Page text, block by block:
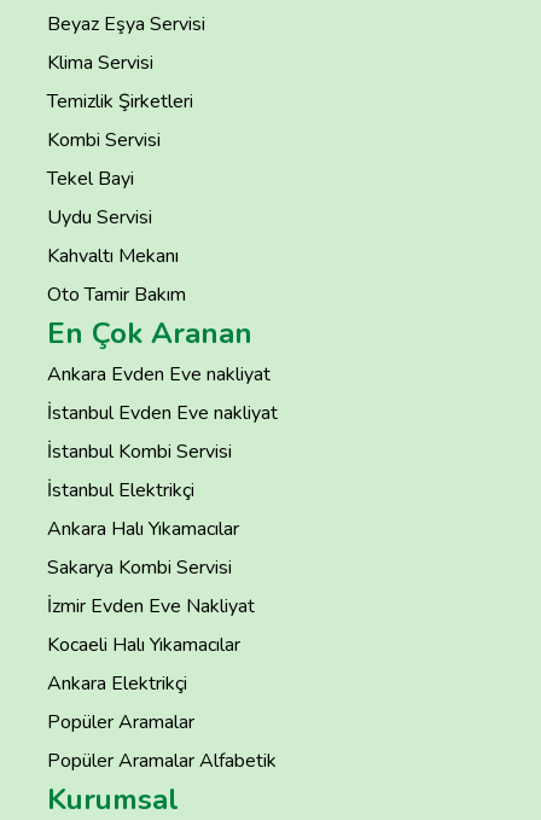
Beyaz Eşya Servisi
Klima Servisi
Temizlik Şirketleri
Kombi Servisi
Tekel Bayi
Uydu Servisi
Kahvaltı Mekanı
Oto Tamir Bakım
En Çok Aranan
Ankara Evden Eve nakliyat
İstanbul Evden Eve nakliyat
İstanbul Kombi Servisi
İstanbul Elektrikçi
Ankara Halı Yıkamacılar
Sakarya Kombi Servisi
İzmir Evden Eve Nakliyat
Kocaeli Halı Yıkamacılar
Ankara Elektrikçi
Popüler Aramalar
Popüler Aramalar Alfabetik
Kurumsal